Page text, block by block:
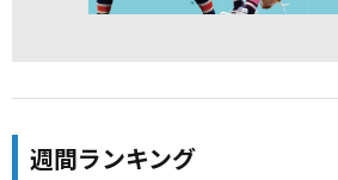
週間ランキング